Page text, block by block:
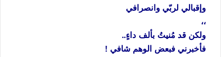
وإقبالي لربّي وانصرافي
،،
ولكن قد مُنيتُ بألف داءٍ..
فأخبرني فبعض الوهم شافي !